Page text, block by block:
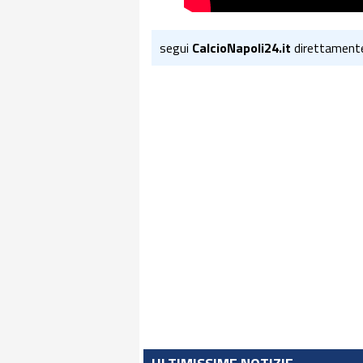
segui CalcioNapoli24.it